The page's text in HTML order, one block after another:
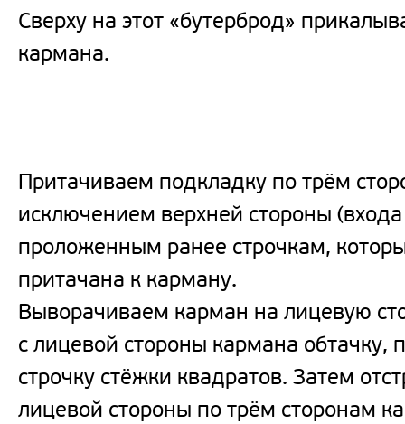
Сверху на этот «бутерброд»
кармана.
Притачиваем подкладку по трём
исключением верхней стороны
проложенным ранее строчкам,
притачана к карману.
Выворачиваем карман на лицевую
с лицевой стороны кармана обтачку,
строчку стёжки квадратов. Затем
лицевой стороны по трём сторонам